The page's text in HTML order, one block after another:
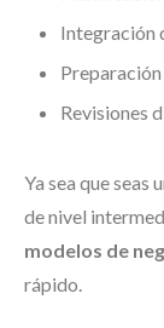
Integración
Revisiones
Ya sea que seas
de nivel
modelos de
rápido.